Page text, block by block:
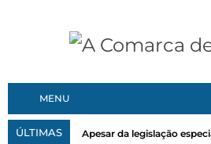
MENU
ÚLTIMAS Apesar da legislação